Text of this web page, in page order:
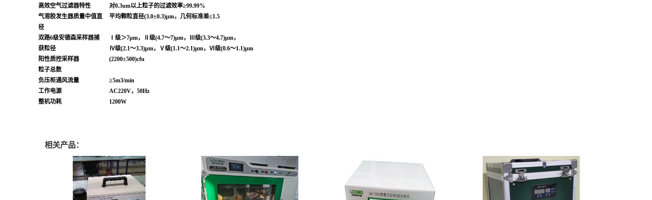
高效空气过滤器特性
对0.3um以上粒子的过滤效率≥99.99%
气溶胶发生器质量中值直
径
平均颗粒直径(3.0±0.3)μm，几何标准差≤1.5
双路6级安德森采样器捕
获粒径
Ⅰ级＞7μm，Ⅱ级(4.7～7)μm，Ⅲ级(3.3～4.7)μm，
Ⅳ级(2.1～3.3)μm，Ⅴ级(1.1～2.1)μm，Ⅵ级(0.6～1.1)μm
阳性质控采样器
粒子总数
(2200±500)cfu
负压柜通风流量
≥5m3/min
工作电源
AC220V，50Hz
整机功耗
1200W
相关产品：